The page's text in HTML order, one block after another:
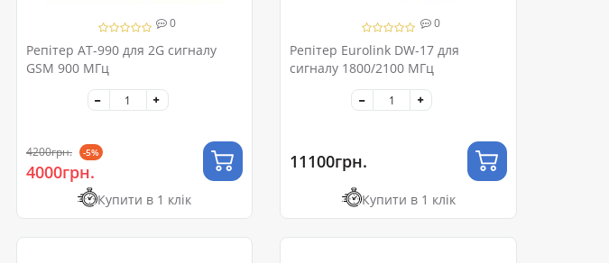
0
Репітер AT-990 для 2G сигналу
GSM 900 МГц
4200грн. -5%
4000грн.
Купити в 1 клік
0
Репітер Eurolink DW-17 для
сигналу 1800/2100 МГц
11100грн.
Купити в 1 клік